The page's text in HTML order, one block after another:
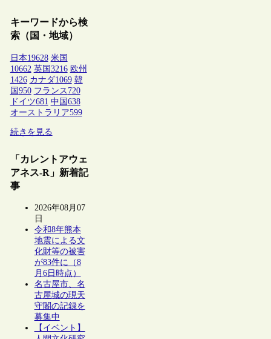
キーワードから検
索（国・地域）
日本19628 米国
10662 英国3216 欧州
1426 カナダ1069 韓
国950 フランス 720
ドイツ681 中国638
オーストラリア599
続きを見る
「カレントアウェ
アネス-R」新着記
事
2026年08月07
日
令和8年熊本
地震による文
化財等の被害
が83件に（8
月6日時点）
名古屋市、名
古屋城の現天
守閣の記録を
募集中
【イベント】